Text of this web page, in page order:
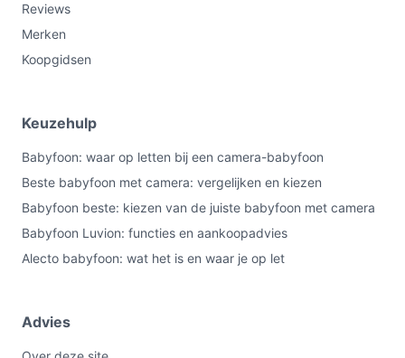
Reviews
Merken
Koopgidsen
Keuzehulp
Babyfoon: waar op letten bij een camera-babyfoon
Beste babyfoon met camera: vergelijken en kiezen
Babyfoon beste: kiezen van de juiste babyfoon met camera
Babyfoon Luvion: functies en aankoopadvies
Alecto babyfoon: wat het is en waar je op let
Advies